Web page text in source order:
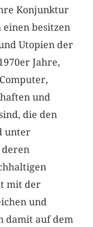
Konjunktur
einen besitzen
Utopien der
Jahre,
und
die den
unter
deren
mit der
und
damit auf dem